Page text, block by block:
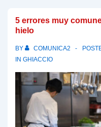
conservar
y
5 errores muy
hielo
BY COMUNICA2
IN GHIACCIO